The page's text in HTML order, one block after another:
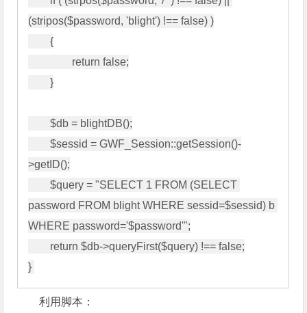
(stripos($password, 'blight') !== false) )
        {
        }
        $db = blightDB();
        $sessid = GWF_Session::getSession()-
>getID();
        $query = "SELECT 1 FROM (SELECT
password FROM blight WHERE sessid=$sessid) b
WHERE password='$password'";
利用脚本：